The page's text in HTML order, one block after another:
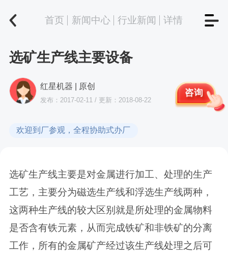
首页 新闻中心 行业新闻 详情
选矿生产线主要设备
红星机器 | 原创
发布：2017-02-11 / 更新：2018-08-22
咨询
欢迎到厂参观，全程协助式办厂
选矿生产线主要是对金属进行加工、处理的生产
工艺，主要分为磁选生产线和浮选生产线两种，
这两种生产线的较大区别就是所处理的金属物料
是否含有铁元素，从而完成铁矿和非铁矿的分离
工作，所有的金属矿产经过该生产线处理之后可